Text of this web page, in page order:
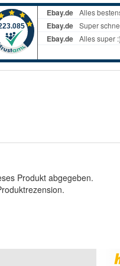
Produkt abgegeben.
.